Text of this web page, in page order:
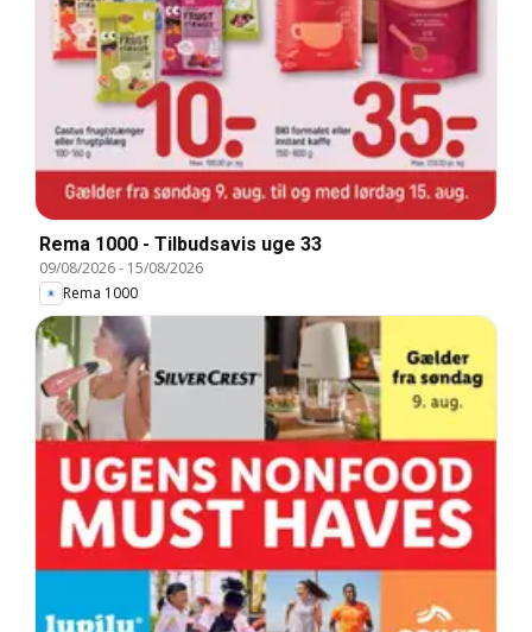
Rema 1000 - Tilbudsavis uge 33
09/08/2026- 15/08/2026
Rema 1000